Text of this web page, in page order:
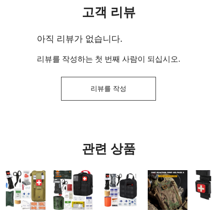
고객 리뷰
아직 리뷰가 없습니다.
리뷰를 작성하는 첫 번째 사람이 되십시오.
리뷰를 작성
관련 상품